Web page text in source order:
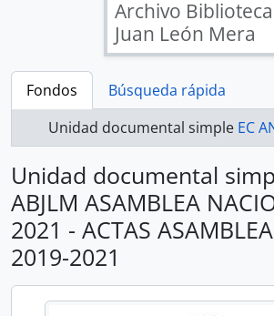
Archivo Biblioteca
Juan León Mera
Fondos
Búsqueda rápida
Unidad documental simple EC AN ABJLM
Unidad documental
ABJLM ASAMBLEA
2021 - ACTAS
2019-2021